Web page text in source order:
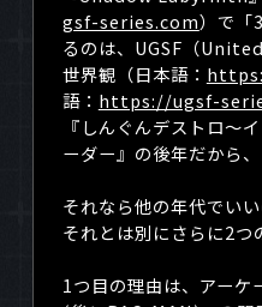
gsf-series.com）で「
るのは、 UGSF （
世界観（日本語：
語： https://ugsf-
『しんぐんデストロ～
ーダー』の後年だから
それなら他の年代でい
それとは別にさらに2つ
1つ目の理由は、アーケ